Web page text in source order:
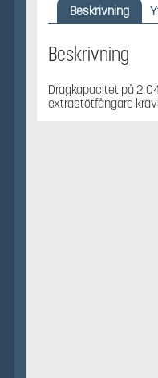
Beskrivning
Beskrivning
Dragkapacitet på 2
extrastötfångare